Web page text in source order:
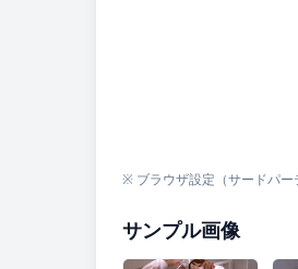
※ ブラウザ設定（サードパー
サンプル画像